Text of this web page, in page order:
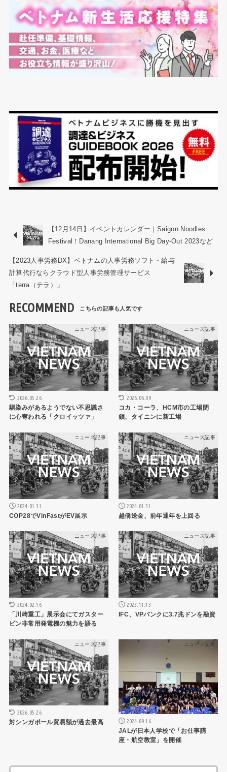
【12月14日】イベントカレンダー｜Saigon Noodles
Festival！Danang International Big Day-Out 2023など
【2023人事労務DX】ベトナムの人事労務ソフト・給与
計算代行ならクラウド型人事労務管理サービス
「terra（テラ）」
RECOMMEND
ニュース記事
2026.05.26
馴染みがあるようでない不思議さ
に心奪われる「クロイッツァ」
ニュース記事
2026.06.09
コカ・コーラ、HCM市の工場閉
鎖、タイニンに新工場
ニュース記事
2024.01.31
COP28でVinFastがEV展示
ニュース記事
2024.01.31
越僑送金、前年通年を上回る
ニュース記事
2024.02.16
「川崎重工」展示会にてガスター
ビン非常用発電機の魅力を語る
ニュース記事
2023.11.13
IFC、VPバンクに3.7兆ドンを融資
ニュース記事
2026.05.26
対シンガポール貿易額が過去最高
ニュース記事
2024.09.16
JALが日本人学校で「お仕事講
座・航空教室」を開催